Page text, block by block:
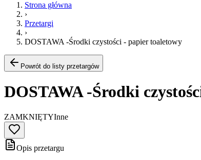
Strona główna
›
Przetargi
›
DOSTAWA -Środki czystości - papier toaletowy
Powrót do listy przetargów
DOSTAWA -Środki
ZAMKNIĘTYInne
Opis przetargu